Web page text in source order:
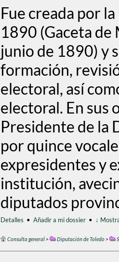
Fue creada por
1890 (Gaceta
junio de 1890) y
formación,
electoral, así
electoral. En sus
Presidente de la
por quince
expresidentes y
institución,
diputados
Detalles • Añadir a mi dossier • ↓
Consulta general> Diputación de Toledo>